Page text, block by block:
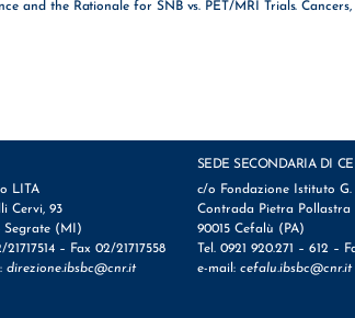
and the Rationale for SNB vs. PET/MRI Trials. Cancers,
LITA
Cervi, 93
Segrate (MI)
21717514 – Fax 02/21717558
direzione.ibsbc@cnr.it
SEDE SECONDARIA DI
c/o Fondazione Istituto
Contrada Pietra Pollastra
90015 Cefalù (PA)
Tel. 0921 920.271 – 612 –
e-mail: cefalu.ibsbc@cnr.it